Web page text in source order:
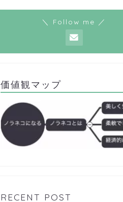
＼ Follow me ／
価値観マップ
RECENT POST